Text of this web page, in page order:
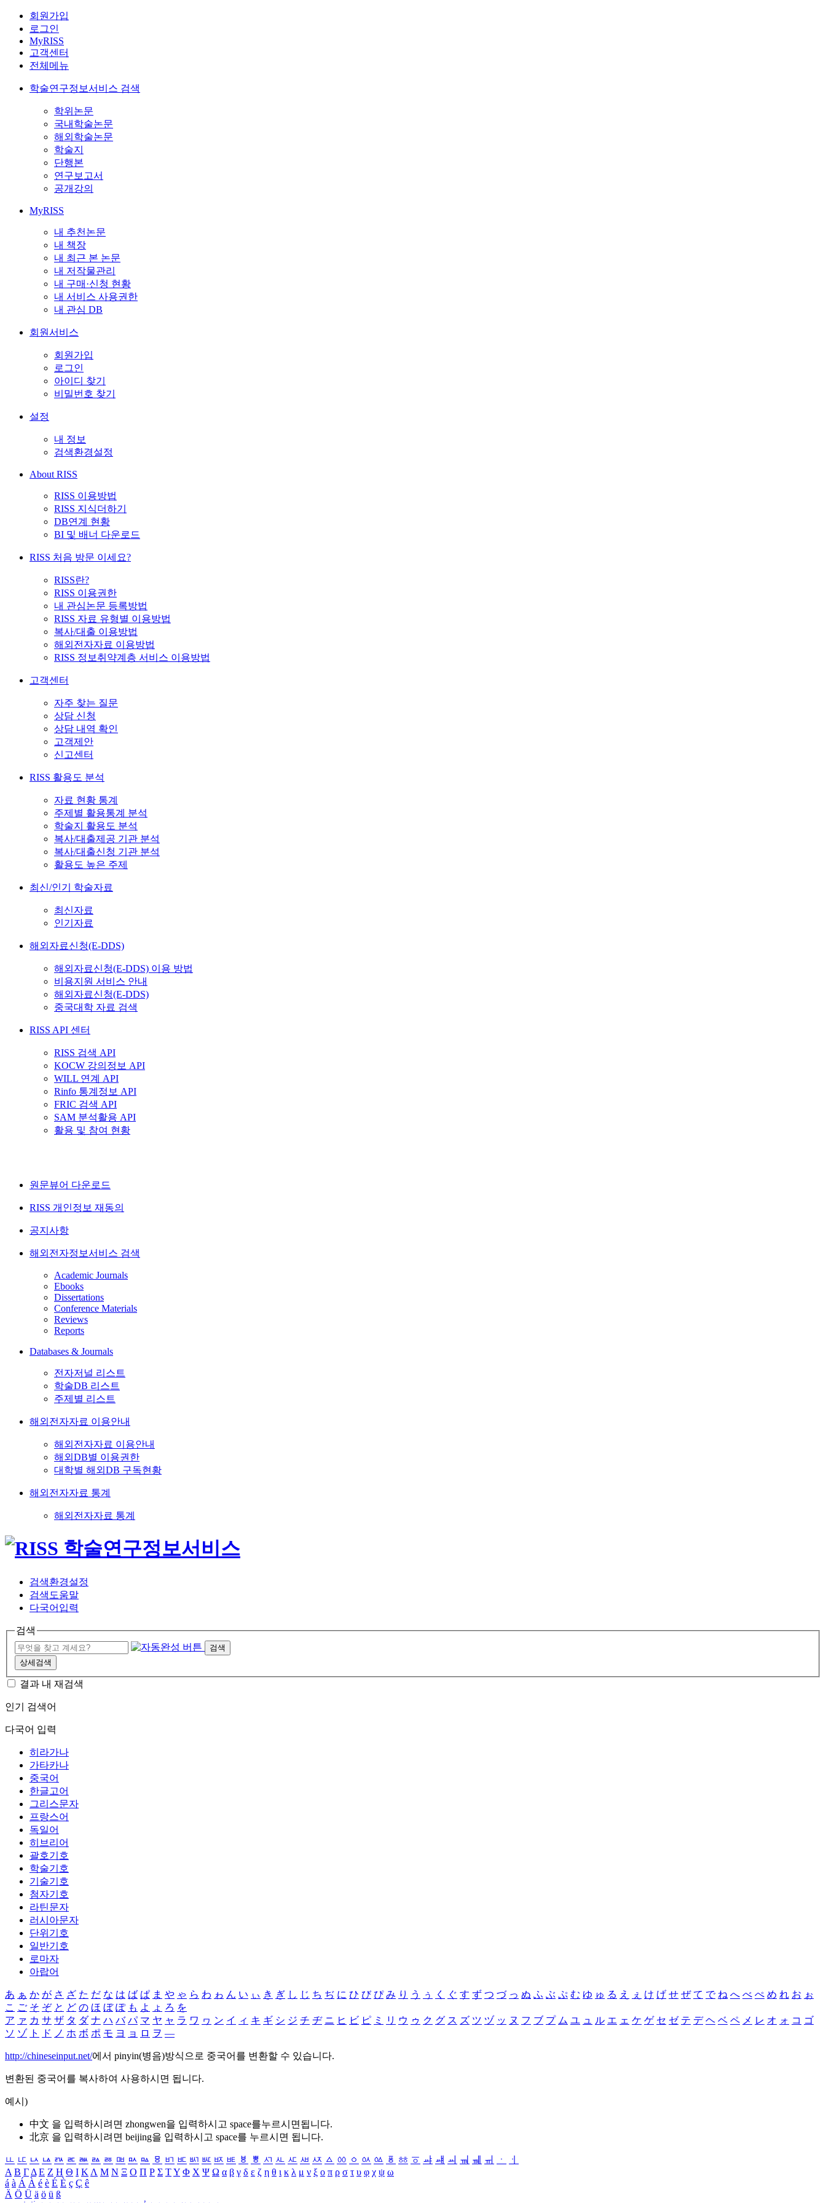
회원가입
로그인
MyRISS
고객센터
전체메뉴
학술연구정보서비스 검색
학위논문
국내학술논문
해외학술논문
학술지
단행본
연구보고서
공개강의
MyRISS
내 추천논문
내 책장
내 최근 본 논문
내 저작물관리
내 구매·신청 현황
내 서비스 사용권한
내 관심 DB
회원서비스
회원가입
로그인
아이디 찾기
비밀번호 찾기
설정
내 정보
검색환경설정
About RISS
RISS 이용방법
RISS 지식더하기
DB연계 현황
BI 및 배너 다운로드
RISS 처음 방문 이세요?
RISS란?
RISS 이용권한
내 관심논문 등록방법
RISS 자료 유형별 이용방법
복사/대출 이용방법
해외전자자료 이용방법
RISS 정보취약계층 서비스 이용방법
고객센터
자주 찾는 질문
상담 신청
상담 내역 확인
고객제안
신고센터
RISS 활용도 분석
자료 현황 통계
주제별 활용통계 분석
학술지 활용도 분석
복사/대출제공 기관 분석
복사/대출신청 기관 분석
활용도 높은 주제
최신/인기 학술자료
최신자료
인기자료
해외자료신청(E-DDS)
해외자료신청(E-DDS) 이용 방법
비용지원 서비스 안내
해외자료신청(E-DDS)
중국대학 자료 검색
RISS API 센터
RISS 검색 API
KOCW 강의정보 API
WILL 연계 API
Rinfo 통계정보 API
FRIC 검색 API
SAM 분석활용 API
활용 및 참여 현황
원문뷰어 다운로드
RISS 개인정보 재동의
공지사항
해외전자정보서비스 검색
Academic Journals
Ebooks
Dissertations
Conference Materials
Reviews
Reports
Databases & Journals
전자저널 리스트
학술DB 리스트
주제별 리스트
해외전자자료 이용안내
해외전자자료 이용안내
해외DB별 이용권한
대학별 해외DB 구독현황
해외전자자료 통계
해외전자자료 통계
검색환경설정
검색도움말
다국어입력
검색
검색
상세검색
결과 내 재검색
인기 검색어
다국어 입력
히라가나
가타카나
중국어
한글고어
그리스문자
프랑스어
독일어
히브리어
괄호기호
학술기호
기술기호
첨자기호
라틴문자
러시아문자
단위기호
일반기호
로마자
아랍어
あ ぁ か が さ ざ た だ な は ば ぱ ま や ゃ ら わ ゎ ん い ぃ き ぎ し じ ち ぢ に ひ び ぴ み り う ぅ く ぐ す ず つ づ っ ぬ ふ ぶ ぷ む ゆ ゅ る え ぇ け げ せ ぜ て で ね へ べ ぺ め れ お ぉ
こ ご そ ぞ と ど の ほ ぼ ぽ も よ ょ ろ を
ア ァ カ サ ザ タ ダ ナ ハ バ パ マ ヤ ャ ラ ワ ヮ ン イ ィ キ ギ シ ジ チ ヂ ニ ヒ ビ ピ ミ リ ウ ゥ ク グ ス ズ ツ ヅ ッ ヌ フ ブ プ ム ユ ュ ル エ ェ ケ ゲ セ ゼ テ デ ヘ ベ ペ メ レ オ ォ コ ゴ
ソ ゾ ト ド ノ ホ ボ ポ モ ヨ ョ ロ ヲ ―
http://chineseinput.net/에서 pinyin(병음)방식으로 중국어를 변환할 수 있습니다.
변환된 중국어를 복사하여 사용하시면 됩니다.
예시)
中文 을 입력하시려면 zhongwen을 입력하시고 space를누르시면됩니다.
北京 을 입력하시려면 beijing을 입력하시고 space를 누르시면 됩니다.
ㅥ ㅦ ㅧ ㅨ ㅩ ㅪ ㅫ ㅬ ㅭ ㅮ ㅯ ㅰ ㅱ ㅲ ㅳ ㅴ ㅵ ㅶ ㅷ ㅸ ㅹ ㅺ ㅻ ㅼ ㅽ ㅾ ㅿ ㆀ ㆁ ㆂ ㆃ ㆄ ㆅ ㆆ ㆇ ㆈ ㆉ ㆊ ㆋ ㆌ ㆍ
ㆎ
Α Β ΓΔ Ε Ζ Η Θ Ι ΚΛ Μ Ν Ξ Ο Π Ρ Σ ΤΥ Φ Χ Ψ Ω α β γ δ ε ζ η θ ι κ λ μ ν ξ ο π ρ σ τ υ φ χ ψ ω
á à Á À é è É È ç Ç ê
Ä Ö Ü ä ö ü ß